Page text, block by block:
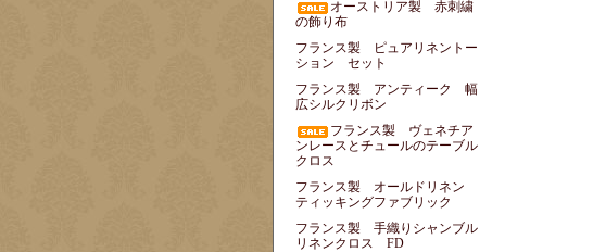
オーストリア製 赤刺繍
の飾り布
フランス製 ピュアリネントー
ション セット
フランス製 アンティーク 幅
広シルクリボン
フランス製 ヴェネチア
ンレースとチュールのテーブル
クロス
フランス製 オールドリネン
ティッキングファブリック
フランス製 手織りシャンブル
リネンクロス FD